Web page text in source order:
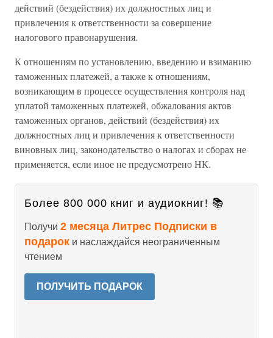
действий (бездействия) их должностных лиц и
привлечения к ответственности за совершение
налогового правонарушения.
К отношениям по установлению, введению и взиманию
таможенных платежей, а также к отношениям,
возникающим в процессе осуществления контроля над
уплатой таможенных платежей, обжалования актов
таможенных органов, действий (бездействия) их
должностных лиц и привлечения к ответственности
виновных лиц, законодательство о налогах и сборах не
применяется, если иное не предусмотрено НК.
Более 800 000 книг и аудиокниг! 📚
Получи 2 месяца Литрес Подписки в
подарок и наслаждайся неограниченным
чтением
ПОЛУЧИТЬ ПОДАРОК